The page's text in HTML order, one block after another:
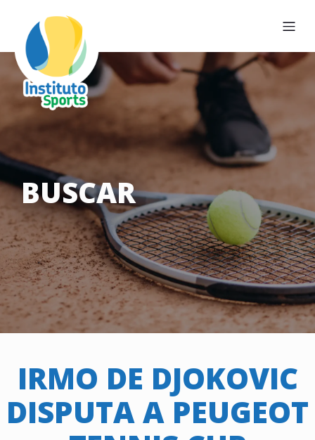
BUSCAR
IRMO DE DJOKOVIC
DISPUTA A PEUGEOT